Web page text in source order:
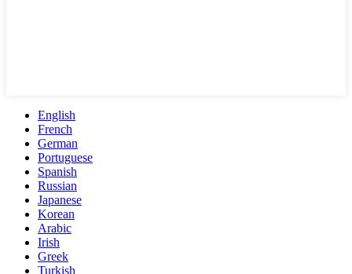
English
French
German
Portuguese
Spanish
Russian
Japanese
Korean
Arabic
Irish
Greek
Turkish